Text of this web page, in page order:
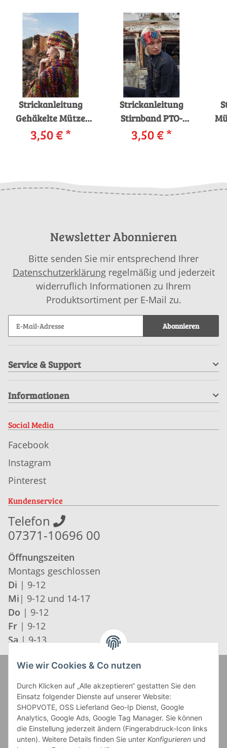
Strickanleitung
Gehäkelte Mütze
PTO-079_16
LANGYARNS Move
3,50 €*
Strickanleitung
Stirnband PTO-
079_03 LANGYARNS
Move TWISTER als
3,50 €*
Newsletter Abonnieren
Bitte senden Sie mir entsprechend Ihrer
Datenschutzerklärungregelmäßig und jederzeit
widerruflich Informationen zu Ihrem
Produktsortiment per E-Mail zu.
Abonnieren
Service & Support
Informationen
Social Media
Facebook
Instagram
Pinterest
Kundenservice
Telefon
07371-10696 00
Öffnungszeiten
Montags geschlossen
Di | 9-12
Mi | 9-12 und 14-17
Do | 9-12
Fr | 9-12
Sa | 9-13
Wie wir Cookies & Co nutzen
Durch Klicken auf „Alle akzeptieren“ gestatten Sie den
Einsatz folgender Dienste auf unserer Website:
SHOPVOTE, OSS Lieferland Geo-Ip Dienst, Google
Analytics, Google Ads, Google Tag Manager. Sie können
die Einstellung jederzeit ändern (Fingerabdruck-Icon links
unten). Weitere Details finden Sie unter Konfigurieren und